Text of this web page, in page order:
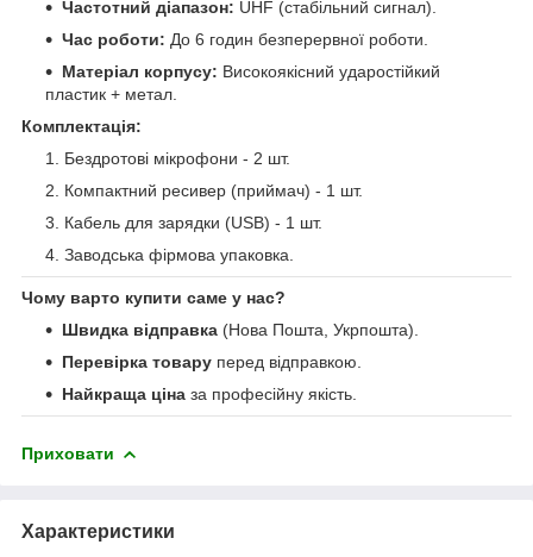
Частотний діапазон: UHF (стабільний сигнал).
Час роботи: До 6 годин безперервної роботи.
Матеріал корпусу: Високоякісний ударостійкий
пластик + метал.
Комплектація:
Бездротові мікрофони - 2 шт.
Компактний ресивер (приймач) - 1 шт.
Кабель для зарядки (USB) - 1 шт.
Заводська фірмова упаковка.
Чому варто купити саме у нас?
Швидка відправка (Нова Пошта, Укрпошта).
Перевірка товару перед відправкою.
Найкраща ціна за професійну якість.
Приховати
Характеристики